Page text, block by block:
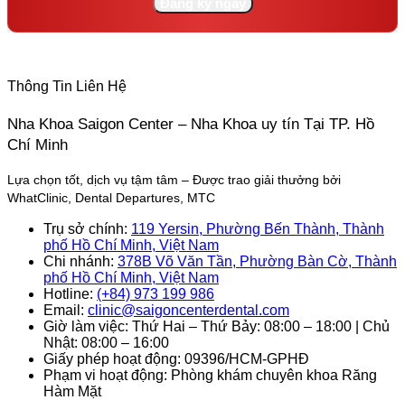
Thông Tin Liên Hệ
Nha Khoa Saigon Center – Nha Khoa uy tín Tại TP. Hồ
Chí Minh
Lựa chọn tốt, dịch vụ tậm tâm – Được trao giải thưởng bởi
WhatClinic, Dental Departures, MTC
Trụ sở chính: 119 Yersin, Phường Bến Thành, Thành
phố Hồ Chí Minh, Việt Nam
Chi nhánh: 378B Võ Văn Tần, Phường Bàn Cờ, Thành
phố Hồ Chí Minh, Việt Nam
Hotline: (+84) 973 199 986
Email: clinic@saigoncenterdental.com
Giờ làm việc: Thứ Hai – Thứ Bảy: 08:00 – 18:00 | Chủ
Nhật: 08:00 – 16:00
Giấy phép hoạt động: 09396/HCM-GPHĐ
Phạm vi hoạt động: Phòng khám chuyên khoa Răng
Hàm Mặt